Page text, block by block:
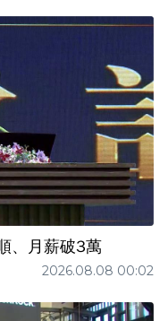
、月薪破3萬
2026.08.08 00:02